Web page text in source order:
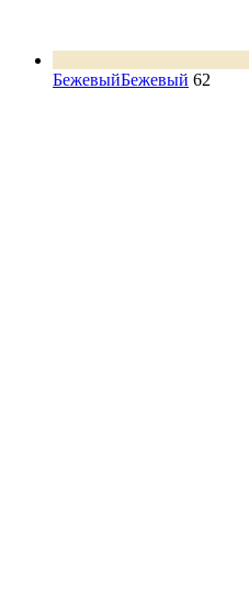
БежевыйБежевый 62